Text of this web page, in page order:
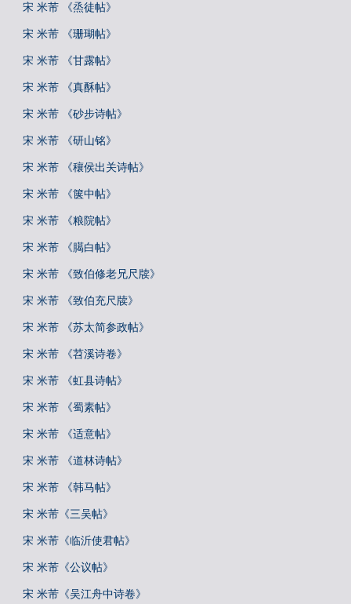
宋 米芾 《烝徒帖》
宋 米芾 《珊瑚帖》
宋 米芾 《甘露帖》
宋 米芾 《真酥帖》
宋 米芾 《砂步诗帖》
宋 米芾 《研山铭》
宋 米芾 《穰侯出关诗帖》
宋 米芾 《箧中帖》
宋 米芾 《粮院帖》
宋 米芾 《臈白帖》
宋 米芾 《致伯修老兄尺牍》
宋 米芾 《致伯充尺牍》
宋 米芾 《苏太简参政帖》
宋 米芾 《苕溪诗卷》
宋 米芾 《虹县诗帖》
宋 米芾 《蜀素帖》
宋 米芾 《适意帖》
宋 米芾 《道林诗帖》
宋 米芾 《韩马帖》
宋 米芾《三吴帖》
宋 米芾《临沂使君帖》
宋 米芾《公议帖》
宋 米芾《吴江舟中诗卷》